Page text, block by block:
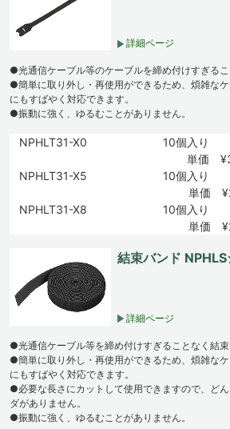
詳細ページ
●光通信ケーブル等のケーブルを締め付けすぎるこ
●簡単に取り外し・再使用ができるため、煩雑な
にもすばやく対応できます。
●振動に強く、ゆるむことがありません。
NPHLT31-X0
10個入り
単価
NPHLT31-X5
10個入り
単価
NPHLT31-X8
10個入り
単価
結束バンド
詳細ページ
●光通信ケーブル等を締め付けすぎることなく結束
●簡単に取り外し・再使用ができるため、煩雑な
にもすばやく対応できます。
●必要な長さにカットして使用できますので、ど
ダがありません。
●振動に強く、ゆるむことがありません。